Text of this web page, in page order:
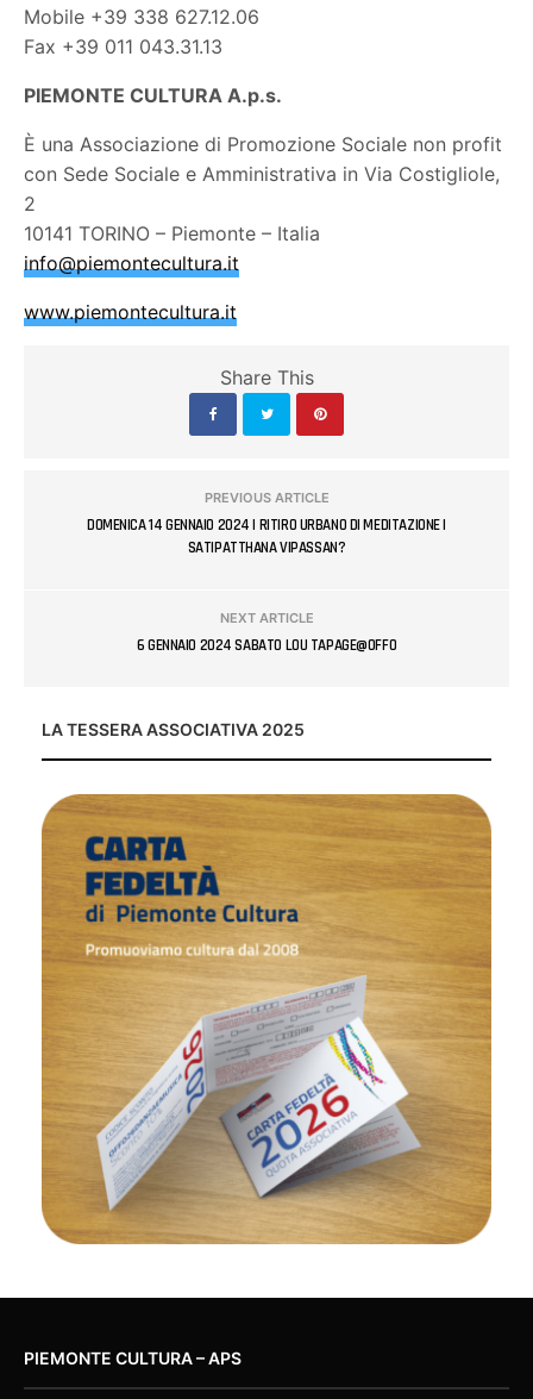
Mobile +39 338 627.12.06
Fax +39 011 043.31.13
PIEMONTE CULTURA A.p.s.
È una Associazione di Promozione Sociale non profit
con Sede Sociale e Amministrativa in Via Costigliole,
2
10141 TORINO – Piemonte – Italia
info@piemontecultura.it
www.piemontecultura.it
Share This
PREVIOUS ARTICLE
DOMENICA 14 GENNAIO 2024 | RITIRO URBANO DI MEDITAZIONE |
SATIPATTHANA VIPASSAN?
NEXT ARTICLE
6 GENNAIO 2024 SABATO LOU TAPAGE@OFFO
LA TESSERA ASSOCIATIVA 2025
PIEMONTE CULTURA – APS